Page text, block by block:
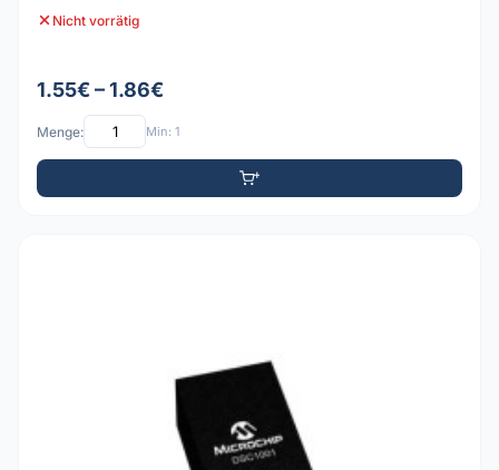
Nicht vorrätig
1.55€ – 1.86€
Menge: Min: 1